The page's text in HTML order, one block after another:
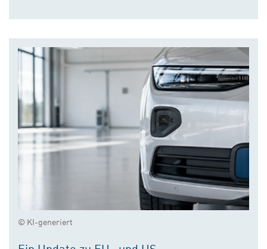
© KI-generiert